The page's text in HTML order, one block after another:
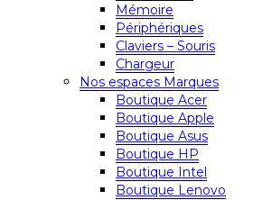
Mémoire
Périphériques
Claviers – Souris
Chargeur
Nos espaces Marques
Boutique Acer
Boutique Apple
Boutique Asus
Boutique HP
Boutique Intel
Boutique Lenovo